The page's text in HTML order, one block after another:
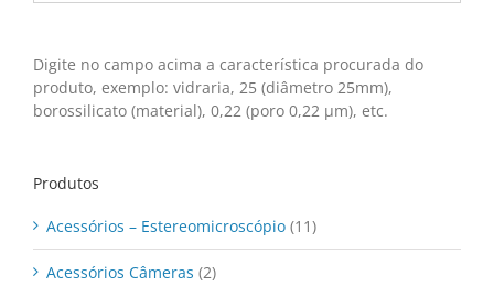
Digite no campo acima a característica procurada do
produto, exemplo: vidraria, 25 (diâmetro 25mm),
borossilicato (material), 0,22 (poro 0,22 μm), etc.
Produtos
Acessórios – Estereomicroscópio (11)
Acessórios Câmeras (2)